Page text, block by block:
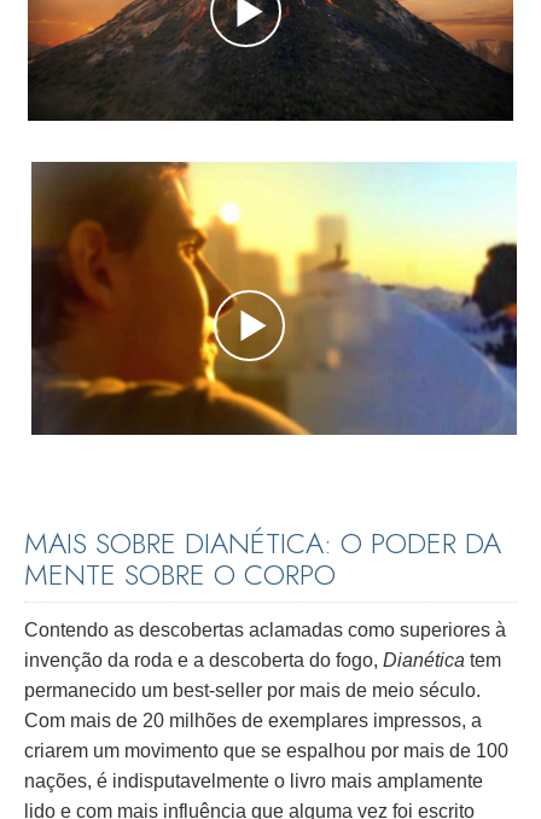
MAIS SOBRE DIANÉTICA: O PODER DA
MENTE SOBRE O CORPO
Contendo as descobertas aclamadas como superiores à
invenção da roda e a descoberta do fogo, Dianética tem
permanecido um best-seller por mais de meio século.
Com mais de 20 milhões de exemplares impressos, a
criarem um movimento que se espalhou por mais de 100
nações, é indisputavelmente o livro mais amplamente
lido e com mais influência que alguma vez foi escrito